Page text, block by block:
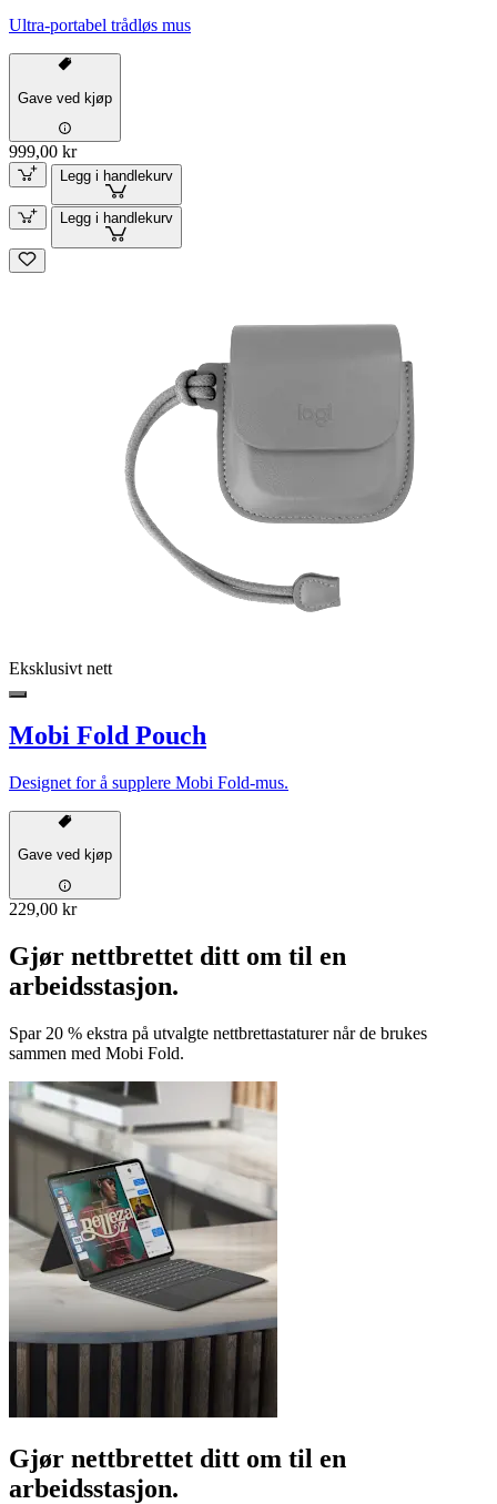
Ultra-portabel trådløs mus
Gave ved kjøp
999,00 kr
Legg i handlekurv
Legg i handlekurv
Eksklusivt nett
Mobi Fold Pouch
Designet for å supplere Mobi Fold-mus.
Gave ved kjøp
229,00 kr
Gjør nettbrettet ditt om til en
arbeidsstasjon.
Spar 20 % ekstra på utvalgte nettbrettastaturer når de brukes
sammen med Mobi Fold.
Gjør nettbrettet ditt om til en
arbeidsstasjon.